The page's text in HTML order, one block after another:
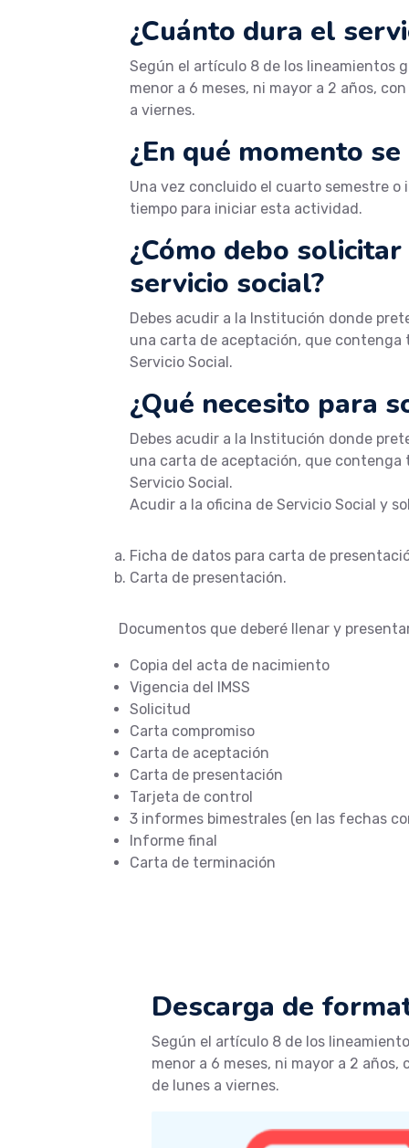
¿Cuánto dura el
Según el artículo 8 de los lineamientos
menor a 6 meses, ni mayor a 2 años,
a viernes.
¿En qué momento
Una vez concluido el cuarto semestre
tiempo para iniciar esta actividad.
¿Cómo debo
servicio social?
Debes acudir a la Institución donde
una carta de aceptación, que
Servicio Social.
¿Qué necesito para
Debes acudir a la Institución donde
una carta de aceptación, que
Servicio Social.
Acudir a la oficina de Servicio Social y
Ficha de datos para carta de
Carta de presentación.
Documentos que deberé llenar y
Copia del acta de nacimiento
Vigencia del IMSS
Solicitud
Carta compromiso
Carta de aceptación
Carta de presentación
Tarjeta de control
3 informes bimestrales (en las fechas
Informe final
Carta de terminación
Descarga de
Según el artículo 8 de los
menor a 6 meses, ni mayor a 2
de lunes a viernes.